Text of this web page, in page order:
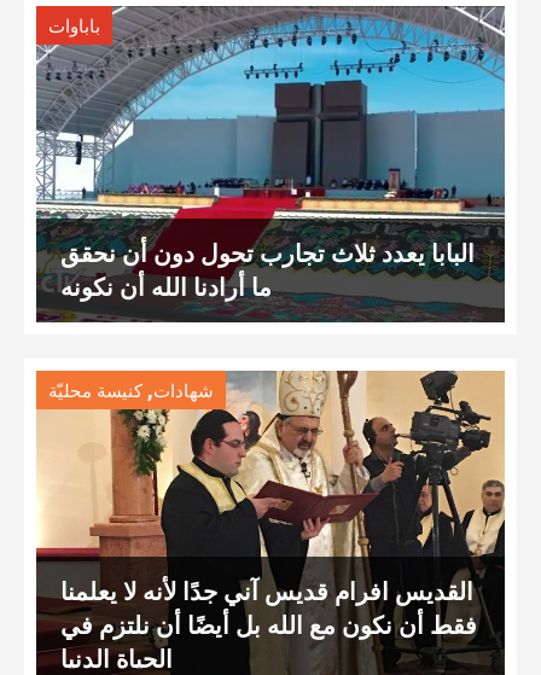
باباوات
البابا يعدد ثلاث تجارب تحول دون أن نحقق
ما أرادنا الله أن نكونه
شهادات,كنيسة محليّة
القديس افرام قديس آني جدًا لأنه لا يعلمنا
فقط أن نكون مع الله بل أيضًا أن نلتزم في
الحياة الدنيا